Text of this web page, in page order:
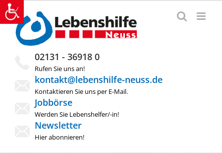
Zum
Inhalt
springen
02131 - 36918 0
Rufen Sie uns an!
kontakt@lebenshilfe-neuss.de
Kontaktieren Sie uns per E-Mail.
Jobbörse
Werden Sie Lebenshelfer/-in!
Newsletter
Hier abonnieren!